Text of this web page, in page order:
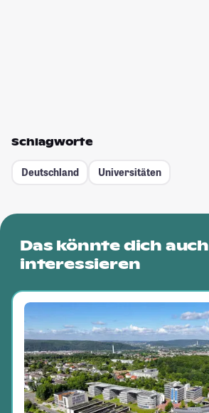
Schlagworte
Deutschland Universitäten
Das könnte dich auch
interessieren